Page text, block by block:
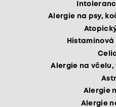
Alergie na psy,
Alergie na včelu,
Alergie
Alergie